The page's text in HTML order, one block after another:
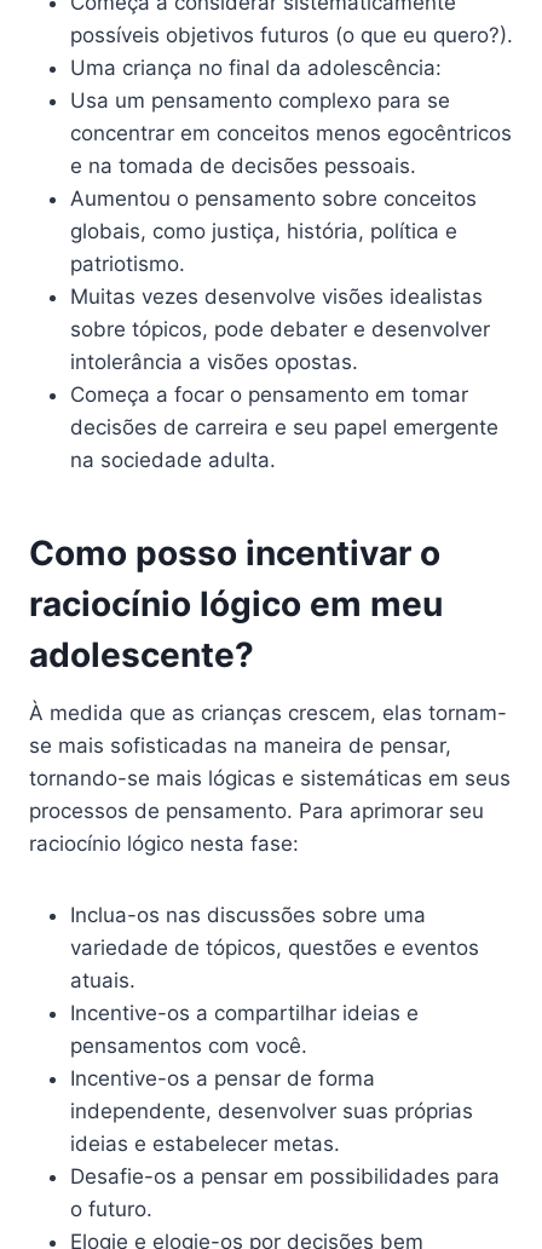
possíveis objetivos futuros (o que eu quero?).
Uma criança no final da adolescência:
Usa um pensamento complexo para se
concentrar em conceitos menos egocêntricos
e na tomada de decisões pessoais.
Aumentou o pensamento sobre conceitos
globais, como justiça, história, política e
patriotismo.
Muitas vezes desenvolve visões idealistas
sobre tópicos, pode debater e desenvolver
intolerância a visões opostas.
Começa a focar o pensamento em tomar
decisões de carreira e seu papel emergente
na sociedade adulta.
Como posso incentivar o
raciocínio lógico em meu
adolescente?
À medida que as crianças crescem, elas tornam-
se mais sofisticadas na maneira de pensar,
tornando-se mais lógicas e sistemáticas em seus
processos de pensamento. Para aprimorar seu
raciocínio lógico nesta fase:
Inclua-os nas discussões sobre uma
variedade de tópicos, questões e eventos
atuais.
Incentive-os a compartilhar ideias e
pensamentos com você.
Incentive-os a pensar de forma
independente, desenvolver suas próprias
ideias e estabelecer metas.
Desafie-os a pensar em possibilidades para
o futuro.
Elogie e elogie-os por decisões bem